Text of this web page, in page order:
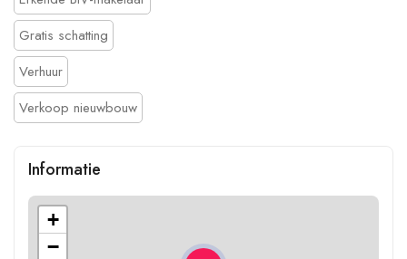
Gratis schatting
Verhuur
Verkoop nieuwbouw
Informatie
+
−